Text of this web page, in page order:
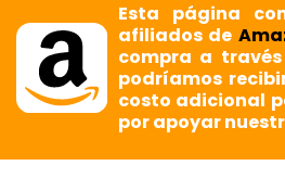
Esta página
afiliados de
compra a
podríamos
costo adicional
por apoyar